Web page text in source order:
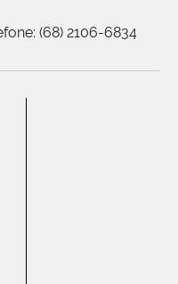
(68) 2106-6834